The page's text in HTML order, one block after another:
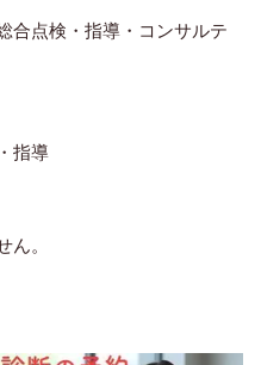
合点検・指導・コンサルテ
指導
。